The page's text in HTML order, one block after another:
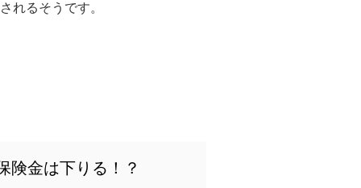
れるそうです。
険金は下りる！？